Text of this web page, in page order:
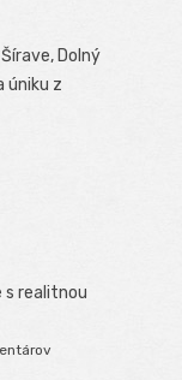
Dolný
úniku z
s realitnou